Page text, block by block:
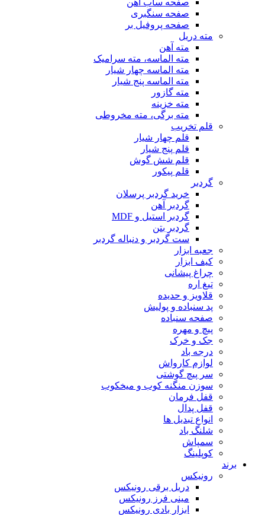
صفحه ساب آهن
صفحه سنگبری
صفحه پروفیل بر
مته دریل
مته آهن
مته الماسه، مته سرامیک
مته الماسه چهار شیار
مته الماسه پنج شیار
مته گازور
مته خزینه
مته برگی، مته مخروطی
قلم تخریب
قلم چهار شیار
قلم پنج شیار
قلم شش گوش
قلم پیکور
گردبر
خرید گردبر پرسلان
گردبر آهن
گردبر استیل و MDF
گردبر بتن
ست گردبر و دنباله گردبر
جعبه ابزار
کیف ابزار
چراغ پیشانی
تیغ اره
قلاویز و حدیده
پد سنباده و پولیش
صفحه سنباده
پیچ و مهره
جک و خرک
درجه باد
لوازم کارواش
سر پیچ گوشتی
سوزن منگنه کوب و میخکوب
قفل فرمان
قفل پدال
انواع تبدیل ها
شلنگ باد
سمپاش
کوپلینگ
برند
رونیکس
دریل برقی رونیکس
مینی فرز رونیکس
ابزار بادی رونیکس